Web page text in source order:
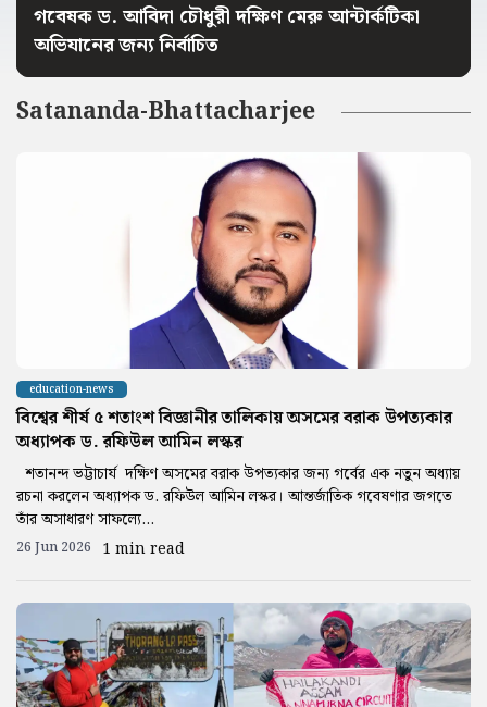
গবেষক ড. আবিদা চৌধুরী দক্ষিণ মেরু আন্টার্কটিকা
অভিযানের জন্য নির্বাচিত
Satananda-Bhattacharjee
education-news
বিশ্বের শীর্ষ ৫ শতাংশ বিজ্ঞানীর তালিকায় অসমের বরাক উপত্যকার
অধ্যাপক ড. রফিউল আমিন লস্কর
শতানন্দ ভট্টাচার্য দক্ষিণ অসমের বরাক উপত্যকার জন্য গর্বের এক নতুন অধ্যায়
রচনা করলেন অধ্যাপক ড. রফিউল আমিন লস্কর। আন্তর্জাতিক গবেষণার জগতে
তাঁর অসাধারণ সাফল্যে...
26 Jun 2026 1 min read